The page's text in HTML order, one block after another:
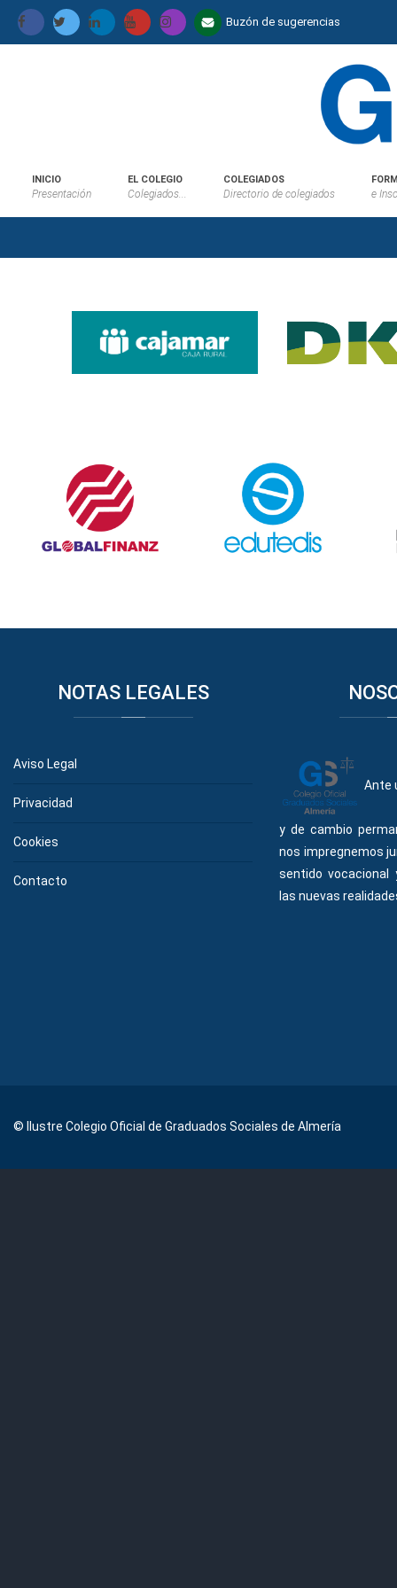
Buzón de sugerencias
INICIO
Presentación
EL COLEGIO
Colegiados...
COLEGIADOS
Directorio de colegiados e
NOTASLEGALES
Aviso Legal
Privacidad
Cookies
Contacto
Ante
y de cambio
nos impregnemos
sentido
las nuevas
© Ilustre Colegio Oficial de Graduados Sociales de Almería